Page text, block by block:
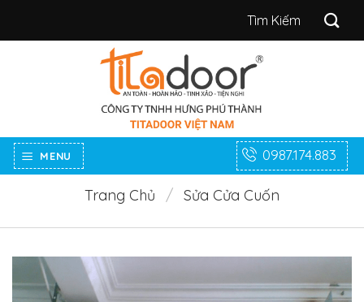
Tìm
MENU 0987.174.883
Trang Chủ / Sửa Cửa Cuốn